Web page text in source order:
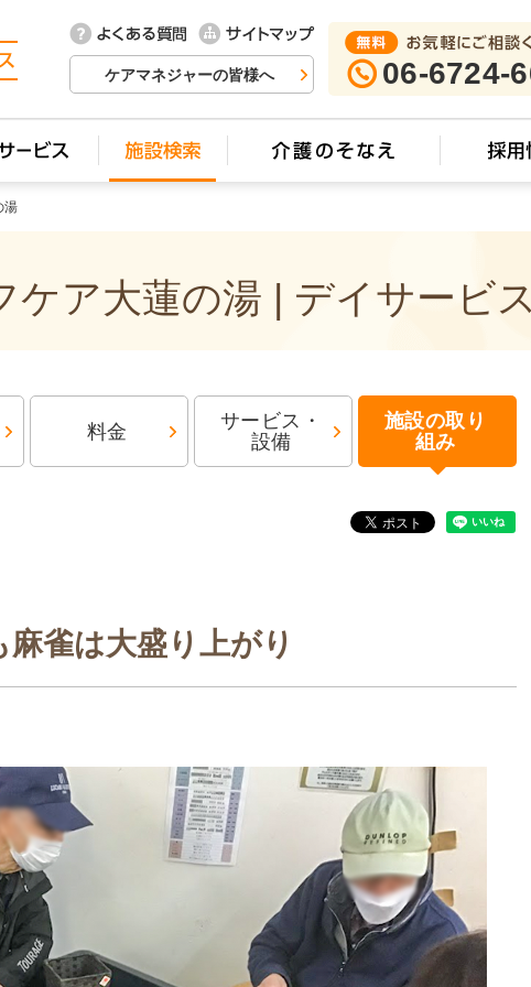
ケアマネジャーの皆様へ 06-6724-
湯
ケア大蓮の湯 | デイサービス
料金
サービス・
設備
施設の取り
組み
麻雀は大盛り上がり